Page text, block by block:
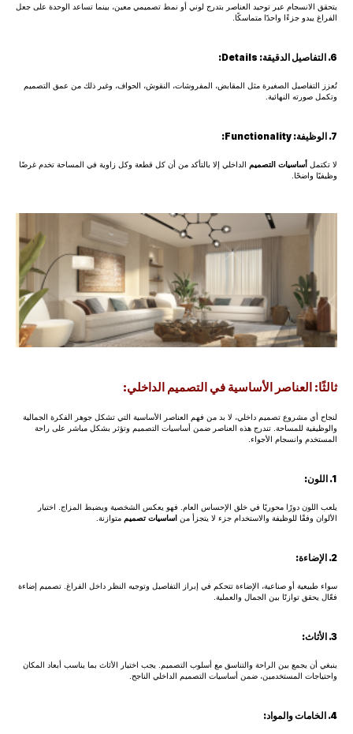
يتحقق الانسجام عبر توحيد العناصر بتدرج لوني أو نمط تصميمي معين، بينما تساعد الوحدة على جعل
الفراغ يبدو جزءًا واحدًا متماسكًا.
6. التفاصيل الدقيقة: Details:
تُعزز التفاصيل الصغيرة مثل المقابض، المفروشات، النقوش، الحواف، وغير ذلك من عمق التصميم
وتكمل صورته النهائية.
7. الوظيفة: Functionality:
لا تكتمل أساسيات التصميم الداخلي إلا بالتأكد من أن كل قطعة وكل زاوية في المساحة تخدم غرضًا
وظيفيًا واضحًا.
ثالثًا: العناصر الأساسية في التصميم الداخلي:
لنجاح أي مشروع تصميم داخلي، لا بد من فهم العناصر الأساسية التي تشكل جوهر الفكرة الجمالية
والوظيفية للمساحة. تندرج هذه العناصر ضمن أساسيات التصميم وتؤثر بشكل مباشر على راحة
المستخدم وانسجام الأجواء.
1. اللون:
يلعب اللون دورًا محوريًا في خلق الإحساس العام. فهو يعكس الشخصية ويضبط المزاج. اختيار
الألوان وفقًا للوظيفة والاستخدام جزء لا يتجزأ من اساسيات تصميم متوازنة.
2. الإضاءة:
سواء طبيعية أو صناعية، الإضاءة تتحكم في إبراز التفاصيل وتوجيه النظر داخل الفراغ. تصميم إضاءة
فعّال يحقق توازنًا بين الجمال والعملية.
3. الأثاث:
ينبغي أن يجمع بين الراحة والتناسق مع أسلوب التصميم. يجب اختيار الأثاث بما يناسب أبعاد المكان
واحتياجات المستخدمين، ضمن أساسيات التصميم الداخلي الناجح.
4. الخامات والمواد: